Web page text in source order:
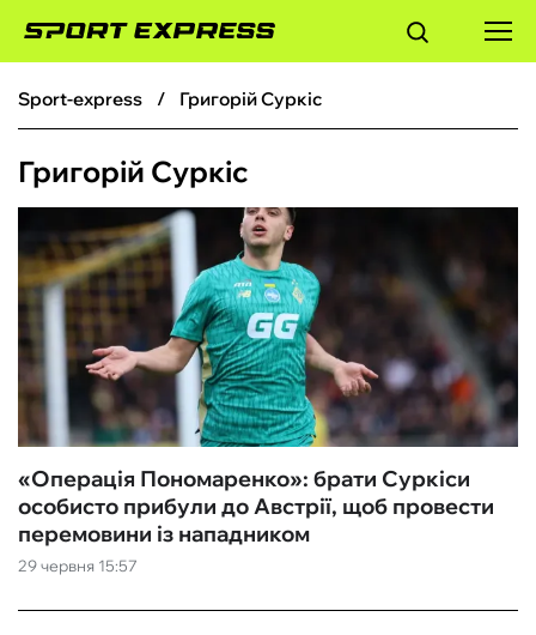
ФУТБОЛ
БАСКЕТБОЛ
БОКС
ХОКЕЙ
ТЕНІС
КІБЕРСПОРТ
ЧС-2026
ФУТЗАЛ
sport-express Григорій Суркіс
Григорій Суркіс
29 червня 15:57
«Операція Пономаренко»: брати Суркіси
особисто прибули до Австрії, щоб провести
перемовини із нападником